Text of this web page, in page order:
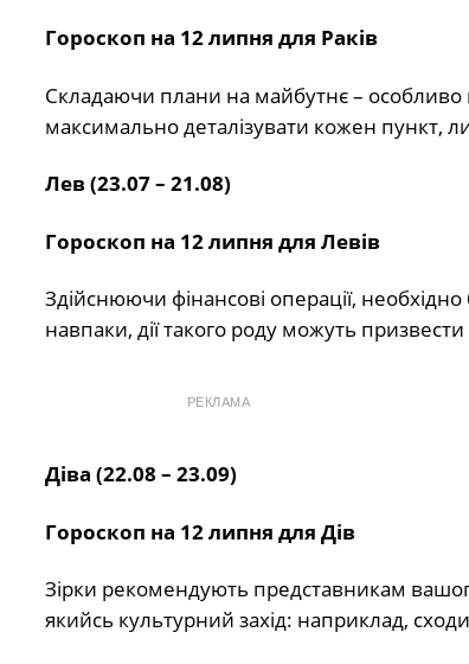
Гороскоп на 12 липня для Раків
Складаючи плани на майбутнє – особливо
максимально деталізувати кожен пункт,
Лев (23.07 – 21.08)
Гороскоп на 12 липня для Левів
Здійснюючи фінансові операції,
навпаки, дії такого роду можуть
РЕКЛАМА
Діва (22.08 – 23.09)
Гороскоп на 12 липня для Дів
Зірки рекомендують представникам
якийсь культурний захід: наприклад,